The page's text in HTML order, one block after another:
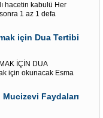
hacetin kabulü Her
sonra 1 az 1 defa
için Dua Tertibi
İÇİN DUA
için okunacak Esma
Faydaları